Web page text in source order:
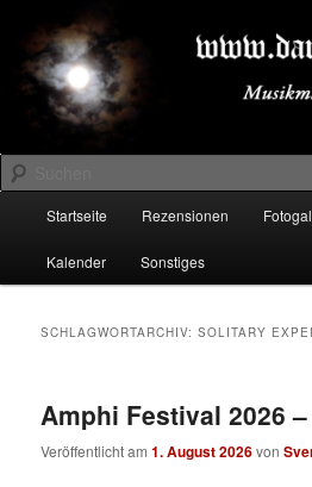
primären
Inhalt
springen
sekundären
Inhalt
springenDARK-
Suchen
Startseite Rezensionen
Kalender Sonstiges
SCHLAGWORTARCHIV:SOLITARY
Amphi Festival 2026
Veröffentlicht am1. August 2026von